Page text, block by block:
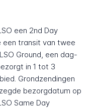
een 2nd Day
een transit van twee
Ground, een dag-
in 1 tot 3
Grondzendingen
bezorgdatum op
Same Day